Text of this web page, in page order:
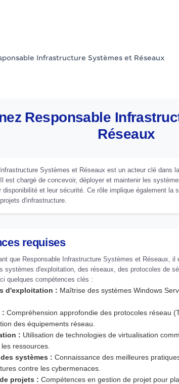
Infrastructure Systèmes et Réseaux
Responsable
Réseaux
Systèmes et Réseaux est un acteur clé dans
est chargé de concevoir, déployer et maintenir les
disponibilité et leur sécurité. Ce rôle implique également la
d'infrastructure.
requises
que Responsable Infrastructure Systèmes et Réseaux,
systèmes d'exploitation, des réseaux, des protocoles de
quelques compétences clés :
d'exploitation : Maîtrise des systèmes Windows
: Compréhension approfondie des protocoles réseau
des équipements réseau.
: Utilisation de technologies de virtualisation
ressources.
systèmes : Connaissance des meilleures
contre les cybermenaces.
projets : Compétences en gestion de projet pour